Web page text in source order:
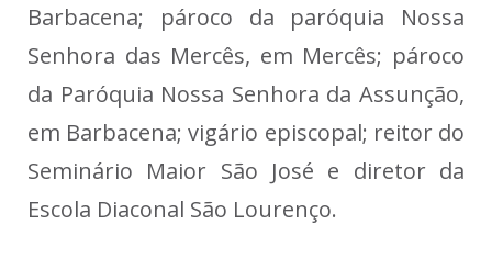
Barbacena; pároco da paróquia Nossa
Senhora das Mercês, em Mercês; pároco
da Paróquia Nossa Senhora da Assunção,
em Barbacena; vigário episcopal; reitor do
Seminário Maior São José e diretor da
Escola Diaconal São Lourenço.